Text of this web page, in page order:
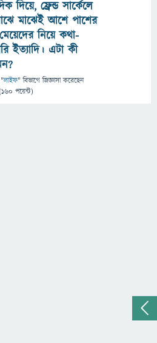
দিয়ে, ফ্রেন্ড সার্কেলে
মাঝেই আশে পাশের
নিয়ে কথা-
ইত্যাদি। এটা কী
"লাইফ" বিভাগে জিজ্ঞাসাকরেছেন
160 পয়েন্ট)